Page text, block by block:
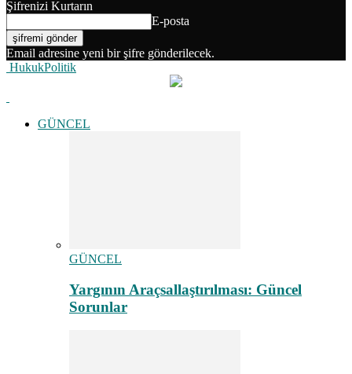
Şifrenizi Kurtarın
E-posta
Email adresine yeni bir şifre gönderilecek.
HukukPolitik
GÜNCEL
GÜNCEL
Yargının Araçsallaştırılması: Güncel
Sorunlar